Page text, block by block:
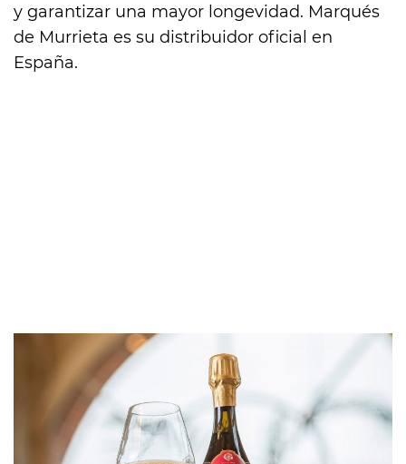
y garantizar una mayor longevidad. Marqués
de Murrieta es su distribuidor oficial en
España.